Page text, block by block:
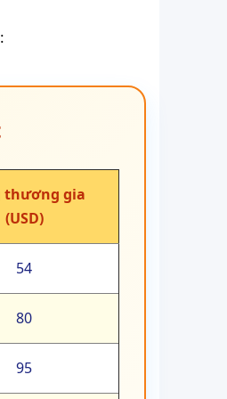
nên nổi bật trong
các lựa chọn linh